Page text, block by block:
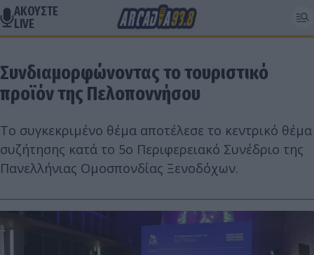
ΑΚΟΥΣΤΕ
LIVE
Συνδιαμορφώνοντας το τουριστικό
προϊόν της Πελοποννήσου
Το συγκεκριμένο θέμα αποτέλεσε το κεντρικό θέμα
συζήτησης κατά το 5ο Περιφερειακό Συνέδριο της
Πανελλήνιας Ομοσπονδίας Ξενοδόχων.